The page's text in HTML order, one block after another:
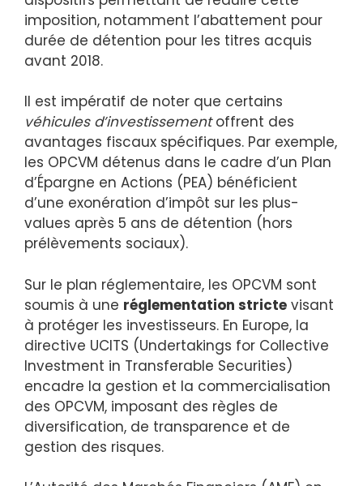
imposition, notamment l’abattement pour
durée de détention pour les titres acquis
avant 2018.
Il est impératif de noter que certains
véhicules d’investissementoffrent des
avantages fiscaux spécifiques. Par exemple,
les OPCVM détenus dans le cadre d’un Plan
d’Épargne en Actions (PEA) bénéficient
d’une exonération d’impôt sur les plus-
values après 5 ans de détention (hors
prélèvements sociaux).
Sur le plan réglementaire, les OPCVM sont
soumis à une réglementation stricte visant
à protéger les investisseurs. En Europe, la
directive UCITS (Undertakings for Collective
Investment in Transferable Securities)
encadre la gestion et la commercialisation
des OPCVM, imposant des règles de
diversification, de transparence et de
gestion des risques.